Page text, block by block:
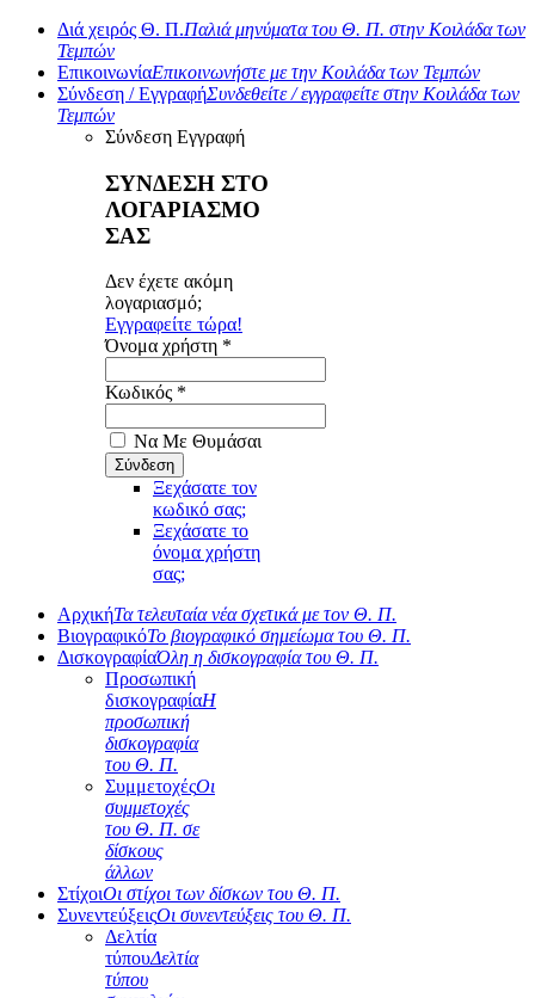
Διά χειρός Θ. Π.Παλιά μηνύματα του Θ. Π. στην Κοιλάδα των
Τεμπών
ΕπικοινωνίαΕπικοινωνήστε με την Κοιλάδα των Τεμπών
Σύνδεση / ΕγγραφήΣυνδεθείτε / εγγραφείτε στην Κοιλάδα των
Τεμπών
Σύνδεση Εγγραφή
ΣΥΝΔΕΣΗ ΣΤΟ
ΛΟΓΑΡΙΑΣΜΟ
ΣΑΣ
Δεν έχετε ακόμη
λογαριασμό;
Εγγραφείτε τώρα!
Όνομα χρήστη *
Κωδικός *
Να Με Θυμάσαι
Ξεχάσατε τον
κωδικό σας;
Ξεχάσατε το
όνομα χρήστη
σας;
ΑρχικήΤα τελευταία νέα σχετικά με τον Θ. Π.
ΒιογραφικόΤο βιογραφικό σημείωμα του Θ. Π.
ΔισκογραφίαΌλη η δισκογραφία του Θ. Π.
Προσωπική
δισκογραφίαΗ
προσωπική
δισκογραφία
του Θ. Π.
ΣυμμετοχέςΟι
συμμετοχές
του Θ. Π. σε
δίσκους
άλλων
ΣτίχοιΟι στίχοι των δίσκων του Θ. Π.
ΣυνεντεύξειςΟι συνεντεύξεις του Θ. Π.
Δελτία
τύπουΔελτία
τύπου